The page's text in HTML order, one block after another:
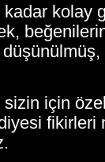
kolay
için